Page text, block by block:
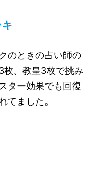
のときの占い師の
枚、教皇3枚で挑み
ター効果でも回復
てました。